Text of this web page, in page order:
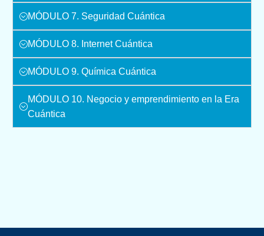
MÓDULO 7. Seguridad Cuántica
MÓDULO 8. Internet Cuántica
MÓDULO 9. Química Cuántica
MÓDULO 10. Negocio y emprendimiento en la Era
Cuántica